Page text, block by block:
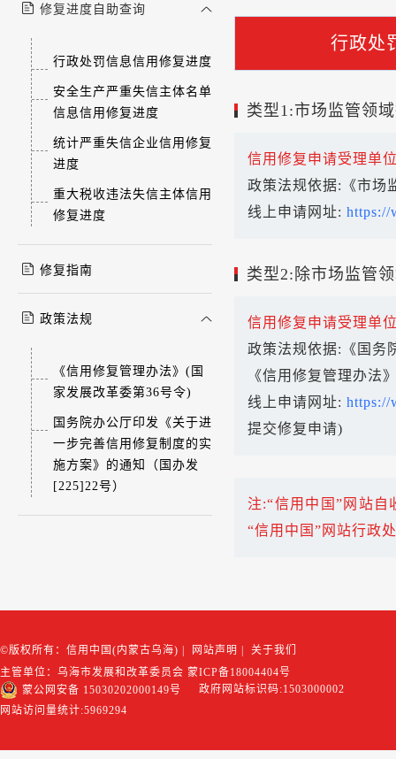
修复进度自助查询
行政处罚信息信用修复进度
安全生产严重失信主体名单
信息信用修复进度
统计严重失信企业信用修复
进度
重大税收违法失信主体信用
修复进度
修复指南
政策法规
《信用修复管理办法》(国
家发展改革委第36号令)
国务院办公厅印发《关于进
一步完善信用修复制度的实
施方案》的通知（国办发
[225]22号）
行政处
类型1:市场监管领
信用修复申请受理单
政策法规依据:《市场
线上申请网址: https://
类型2:除市场监管
信用修复申请受理单
政策法规依据:《国务
《信用修复管理办法
线上申请网址: https://
提交修复申请)
注:“信用中国”网站
“信用中国”网站行政
©版权所有：信用中国(内蒙古乌海) 网站声明
关于我们
主管单位：乌海市发展和改革委员会 蒙ICP备18004404号
蒙公网安备 15030202000149号
政府网站标识码:1503000002
网站访问量统计:5969294